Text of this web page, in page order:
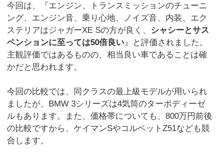
今回は、『エンジン、トランスミッションのチューニ
ング、エンジン音、乗り心地、ノイズ音、内装、エク
ステリアはジャガーXE Sの方が良く、 シャシーとサス
ペンションに至っては50倍良い 』と評価されました。
主観評価ではあるものの、相当良い車であることは確
かだと思われます。
今回の比較では、同クラスの最上級モデルが用いられ
ましたが、BMW 3シリーズは4気筒のターボディーゼ
ルもあります。また、価格帯についても、800万円前後
の比較ですから、ケイマンSやコルベットZ51なども競
合します。